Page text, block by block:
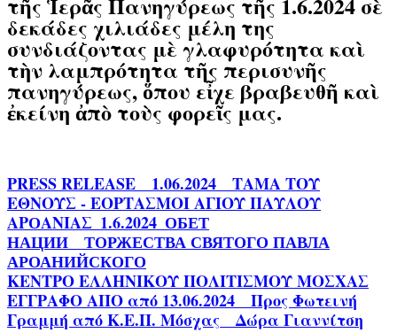
δεκάδες χιλιάδες μέλη της
συνδιάζοντας μὲ γλαφυρότητα καὶ
τὴν λαμπρότητα τῆς περισυνῆς
πανηγύρεως, ὅπου εἶχε βραβευθῆ καὶ
ἐκείνη ἀπὸ τοὺς φορεῖς μας.
PRESS RELEASE__1.06.2024__ΤΑΜΑ ΤΟΥ
ΕΘΝΟΥΣ - ΕΟΡΤΑΣΜΟΙ ΑΓΙΟΥ ΠΑΥΛΟΥ
ΑΡОΑΝΙΑΣ_1.6.2024_ОБЕТ
НАЦИИ__ТОРЖЕСТВА СВЯТОГО ПАВЛА
АРОАНИЙСКОГО
ΚΕΝΤΡΟ ΕΛΛΗΝΙΚΟΥ ΠΟΛΙΤΙΣΜΟΥ ΜΟΣΧΑΣ
ΕΓΓΡΑΦΟ ΑΠΟ από 13.06.2024__Προς Φωτεινή
Γραμμή από Κ.Ε.Π. Μόσχας__Δώρα Γιαννίτση